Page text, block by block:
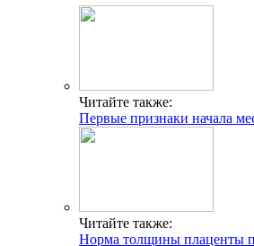
Читайте также:
Первые признаки начала
Читайте также:
Норма толщины плаценты